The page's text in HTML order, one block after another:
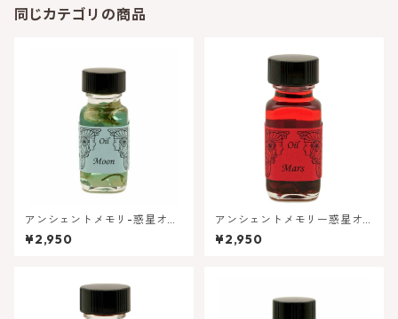
同じカテゴリの商品
アンシェントメモリ-惑星オイ
ル - 月 (ムーン) | インスピレ
ーション・直感 ★蟹座の守護
¥2,950
アンシェントメモリー惑星オ
イル - 火星・マーズ【行動・
情熱】
¥2,950